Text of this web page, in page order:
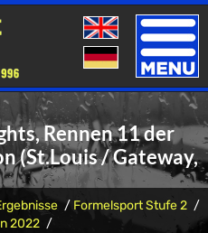
Toggle
Rennen 11 der
(St.Louis / Gateway,
Formelsport Stufe 2
2022